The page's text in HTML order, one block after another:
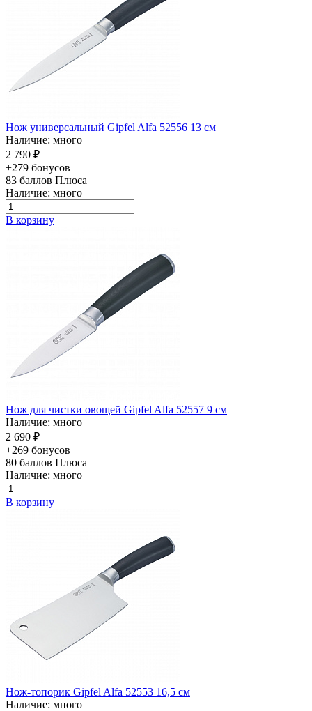
Нож универсальный Gipfel Alfa 52556 13 см
Наличие: много
2 790 ₽
+279 бонусов
83 баллов Плюса
Наличие: много
В корзину
Нож для чистки овощей Gipfel Alfa 52557 9 см
Наличие: много
2 690 ₽
+269 бонусов
80 баллов Плюса
Наличие: много
В корзину
Нож-топорик Gipfel Alfa 52553 16,5 см
Наличие: много